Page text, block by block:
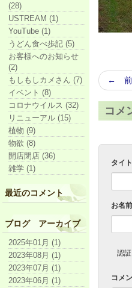
← 前
コメ
タイ
お名
認
コメ
(28)
USTREAM (1)
YouTube (1)
うどん食べ歩記 (5)
お客様へのお知らせ
(2)
もしもしカメさん (7)
イベント (8)
コロナウイルス (32)
リニューアル (15)
植物 (9)
物欲 (8)
開店閉店 (36)
雑学 (1)
最近のコメント
ブログ アーカイブ
2025年01月 (1)
2023年08月 (1)
2023年07月 (1)
2023年06月 (1)